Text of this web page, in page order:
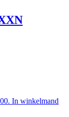
In winkelmand